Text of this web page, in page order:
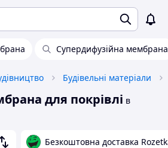
Супердифузійна мембрана
Будівельні матеріали
для покрівлі в
Безкоштовна доставка